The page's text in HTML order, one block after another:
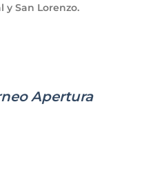
y San Lorenzo.
Apertura